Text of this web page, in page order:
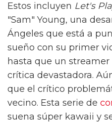
Estos incluyen Let's
"Sam" Young, una
Ángeles que está a
sueño con su primer
hasta que un
crítica devastadora.
que el crítico
vecino. Esta serie de
suena súper kawaii y